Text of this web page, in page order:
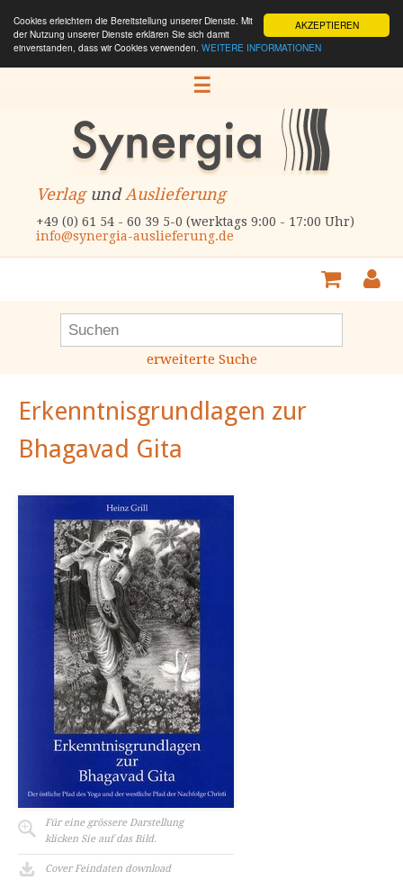
AKZEPTIEREN
Cookies erleichtern die Bereitstellung unserer Dienste. Mit
der Nutzung unserer Dienste erklären Sie sich damit
einverstanden, dass wir Cookies verwenden. WEITERE INFORMATIONEN
☰
VerlagundAuslieferung
+49 (0) 61 54 - 60 39 5-0 (werktags 9:00 - 17:00 Uhr)
info@synergia-auslieferung.de
erweiterte Suche
Erkenntnisgrundlagen zur
Bhagavad Gita
Für eine grössere Darstellung
klicken Sie auf das Bild.
Cover Feindaten download